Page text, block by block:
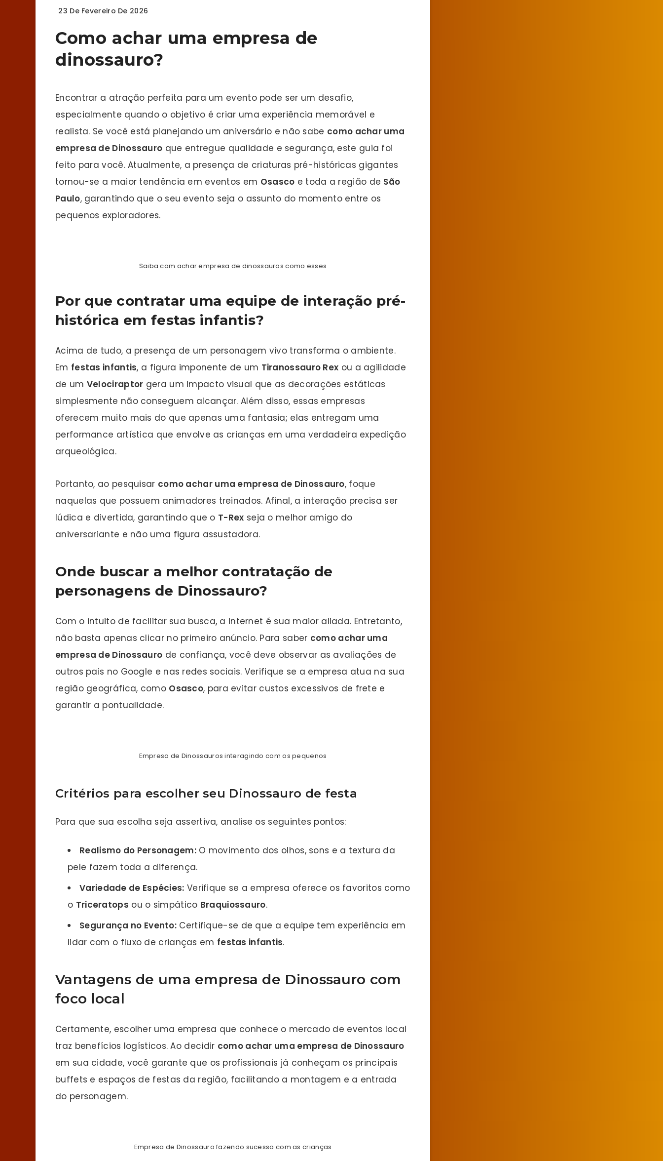
23 De Fevereiro De 2026
Como achar uma empresa de
dinossauro?
Encontrar a atração perfeita para um evento pode ser um desafio,
especialmente quando o objetivo é criar uma experiência memorável e
realista. Se você está planejando um aniversário e não sabe como achar uma
empresa de Dinossauro que entregue qualidade e segurança, este guia foi
feito para você. Atualmente, a presença de criaturas pré-históricas gigantes
tornou-se a maior tendência em eventos em Osasco e toda a região de São
Paulo, garantindo que o seu evento seja o assunto do momento entre os
pequenos exploradores.
Saiba com achar empresa de dinossauros como esses
Por que contratar uma equipe de interação pré-
histórica em festas infantis?
Acima de tudo, a presença de um personagem vivo transforma o ambiente.
Em festas infantis, a figura imponente de um Tiranossauro Rex ou a agilidade
de um Velociraptor gera um impacto visual que as decorações estáticas
simplesmente não conseguem alcançar. Além disso, essas empresas
oferecem muito mais do que apenas uma fantasia; elas entregam uma
performance artística que envolve as crianças em uma verdadeira expedição
arqueológica.
Portanto, ao pesquisar como achar uma empresa de Dinossauro, foque
naquelas que possuem animadores treinados. Afinal, a interação precisa ser
lúdica e divertida, garantindo que o T-Rex seja o melhor amigo do
aniversariante e não uma figura assustadora.
Onde buscar a melhor contratação de
personagens de Dinossauro?
Com o intuito de facilitar sua busca, a internet é sua maior aliada. Entretanto,
não basta apenas clicar no primeiro anúncio. Para saber como achar uma
empresa de Dinossauro de confiança, você deve observar as avaliações de
outros pais no Google e nas redes sociais. Verifique se a empresa atua na sua
região geográfica, como Osasco, para evitar custos excessivos de frete e
garantir a pontualidade.
Empresa de Dinossauros interagindo com os pequenos
Critérios para escolher seu Dinossauro de festa
Para que sua escolha seja assertiva, analise os seguintes pontos:
Realismo do Personagem:O movimento dos olhos, sons e a textura da
pele fazem toda a diferença.
Variedade de Espécies: Verifique se a empresa oferece os favoritos como
o Triceratops ou o simpático Braquiossauro.
Segurança no Evento: Certifique-se de que a equipe tem experiência em
lidar com o fluxo de crianças em festas infantis.
Vantagens de uma empresa de Dinossauro com
foco local
Certamente, escolher uma empresa que conhece o mercado de eventos local
traz benefícios logísticos. Ao decidir como achar uma empresa de Dinossauro
em sua cidade, você garante que os profissionais já conheçam os principais
buffets e espaços de festas da região, facilitando a montagem e a entrada
do personagem.
Empresa de Dinossauro fazendo sucesso com as crianças